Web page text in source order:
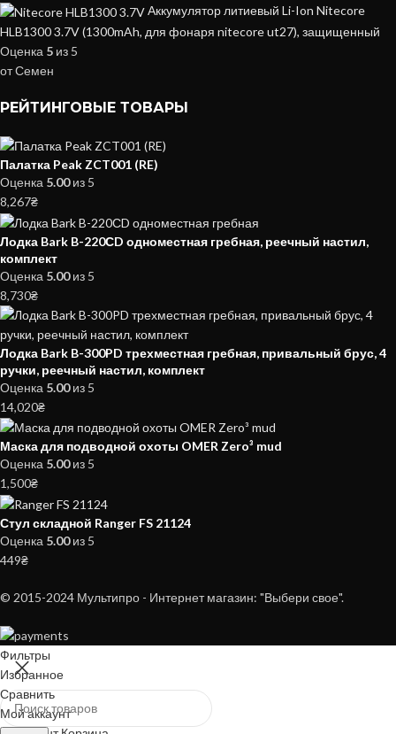
Аккумулятор литиевый Li-Ion Nitecore
HLB1300 3.7V (1300mAh, для фонаря nitecore ut27), защищенный
Оценка 5 из 5
от Семен
РЕЙТИНГОВЫЕ ТОВАРЫ
Палатка Peak ZCT001 (RE)
Оценка 5.00из 5
8,267₴
Лодка Bark B-220СD одноместная гребная, реечный настил,
комплект
Оценка 5.00из 5
8,730₴
Лодка Bark B-300PD трехместная гребная, привальный брус, 4
ручки, реечный настил, комплект
Оценка 5.00из 5
14,020₴
Маска для подводной охоты OMER Zero³ mud
Оценка 5.00из 5
1,500₴
Стул складной Ranger FS 21124
Оценка 5.00из 5
449₴
© 2015-2024 Мультипро - Интернет магазин: "Выбери свое".
Фильтры
Избранное
Сравнить
Мой аккаунт